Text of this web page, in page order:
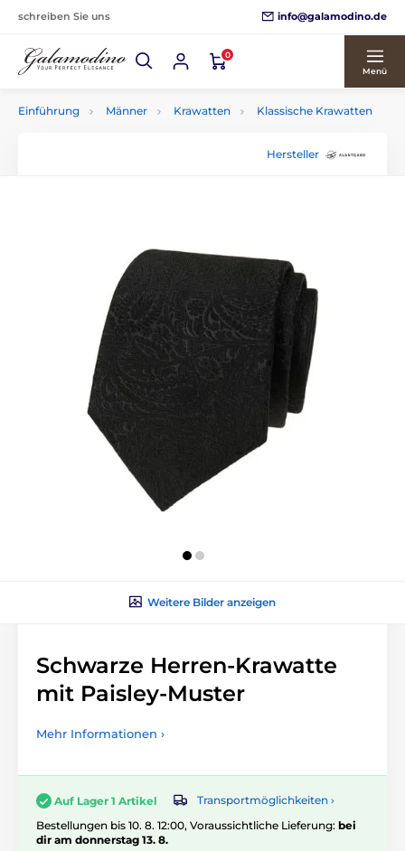
schreiben Sie uns info@galamodino.de
0
Menü
Einführung Männer Krawatten Klassische Krawatten
Hersteller
Weitere Bilder anzeigen
Schwarze Herren-Krawatte
mit Paisley-Muster
Mehr Informationen ›
Auf Lager 1 Artikel
Transportmöglichkeiten ›
Bestellungen bis 10. 8. 12:00, Voraussichtliche Lieferung: bei
dir am donnerstag 13. 8.